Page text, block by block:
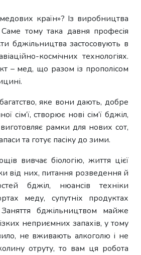
країн»? Із виробництва
тому така давня професія
бджільництва застосовують в
космічних технологіях.
– мед, що разом із прополісом
яке вони дають, добре
створює нові сім’ї бджіл,
рамки для нових сот,
та готує пасіку до зими.
вивчає біологію, життя цієї
від них, питання розведення й
бджіл, нюансів техніки
меду, супутніх продуктах
бджільництвом майже
неприємних запахів, у тому
не вживають алкоголю і не
отруту, то вам ця робота